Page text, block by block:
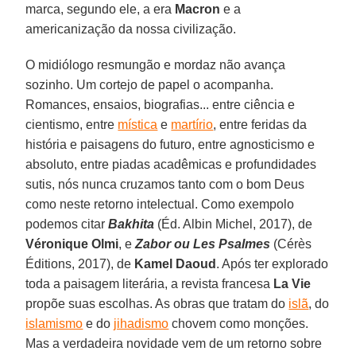
marca, segundo ele, a era Macron e a
americanização da nossa civilização.
O midiólogo resmungão e mordaz não avança
sozinho. Um cortejo de papel o acompanha.
Romances, ensaios, biografias... entre ciência e
cientismo, entre mística e martírio, entre feridas da
história e paisagens do futuro, entre agnosticismo e
absoluto, entre piadas acadêmicas e profundidades
sutis, nós nunca cruzamos tanto com o bom Deus
como neste retorno intelectual. Como exempolo
podemos citarBakhita (Éd. Albin Michel, 2017), de
Véronique Olmi, eZabor ou Les Psalmes (Cérès
Éditions, 2017), de Kamel Daoud . Após ter explorado
toda a paisagem literária, a revista francesa La Vie
propõe suas escolhas. As obras que tratam do islã, do
islamismo e do jihadismo chovem como monções.
Mas a verdadeira novidade vem de um retorno sobre